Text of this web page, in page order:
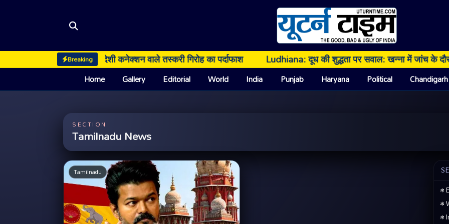
Breaking
बड़ा वार, विदेशी कनेक्शन वाले तस्करी गिरोह का पर्दाफाश Ludhiana: दूध की शुद्धता पर सवाल: खन्ना में जांच के दौरान 26
Home Gallery Editorial World India Punjab Haryana Political Chandigarh
SECTION
Tamilnadu News
Tamilnadu
•
•
•